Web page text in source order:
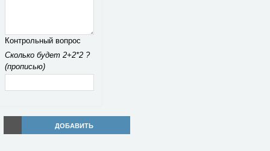
Контрольный вопрос
Сколько будет 2+2*2 ?
(прописью)
ДОБАВИТЬ